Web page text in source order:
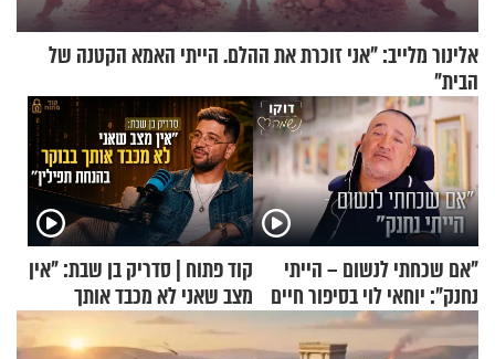
אלינור מלייב: "אני זוכרת את ההלם. הייתי האמא הקטנה של
הבית"
"אם שכחתי לנשום – הייתי
נחנק": יוחאי לוי בסיפור חיים
מעורר השראה
קוד פתוח | סדריק בן שבת: "אין
מצב שאני לא מכבד אותך
בבוקר בהנחת תפילין"